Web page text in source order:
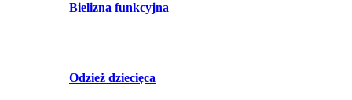
Bielizna funkcyjna
Odzież dziecięca